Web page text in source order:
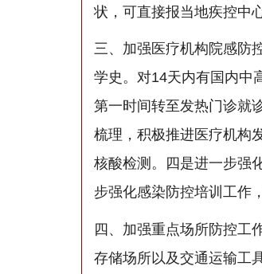
状，可直接报当地疾控中
三、加强医疗机构院感防
学史。对14天内有国内中
第一时间转至发热门诊就
梳理，积极推进医疗机构
核酸检测。四是进一步强
步强化感染防控培训工作
四、加强重点场所防控工
存储场所以及交通运输工